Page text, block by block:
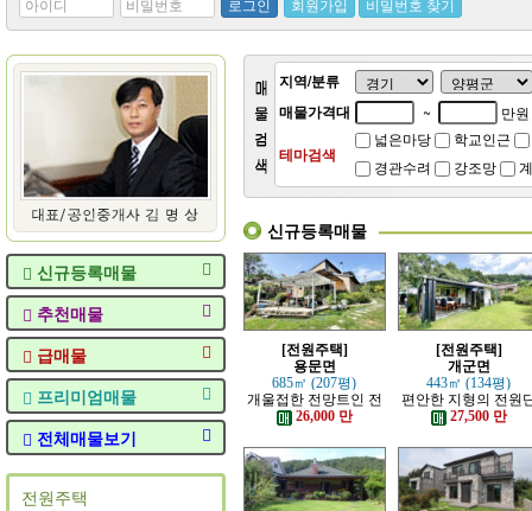
아
디
비
번
호
로그인 회원가입 비밀번호 찾기
신규등록매물
추천매물
급매물
프리미엄매물
전체매물보기
전원주택
지역/분류
매물가격대
~ 만원
테마검색
넓은마당 학교인근
경관수려
강조망
신규등록매물
[전원주택]
용문면
685㎡ (207평)
개울접한 전망트인 전
원주택
26,000 만
[전원주택]
개군면
443㎡ (134평)
편안한 지형의 전원
지 내의 주택
27,500 만